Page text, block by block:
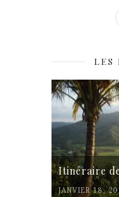
LES
Itinéraire
JANVIER 18,